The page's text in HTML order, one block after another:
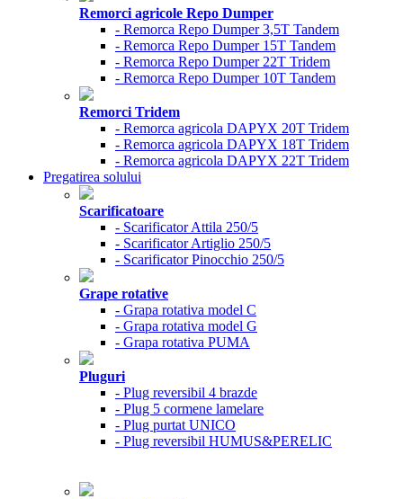
Remorci agricole Repo Dumper
- Remorca Repo Dumper 3,5T Tandem
- Remorca Repo Dumper 15T Tandem
- Remorca Repo Dumper 22T Tridem
- Remorca Repo Dumper 10T Tandem
Remorci Tridem
- Remorca agricola DAPYX 20T Tridem
- Remorca agricola DAPYX 18T Tridem
- Remorca agricola DAPYX 22T Tridem
Pregatirea solului
Scarificatoare
- Scarificator Attila 250/5
- Scarificator Artiglio 250/5
- Scarificator Pinocchio 250/5
Grape rotative
- Grapa rotativa model C
- Grapa rotativa model G
- Grapa rotativa PUMA
Pluguri
- Plug reversibil 4 brazde
- Plug 5 cormene lamelare
- Plug purtat UNICO
- Plug reversibil HUMUS&PERELIC